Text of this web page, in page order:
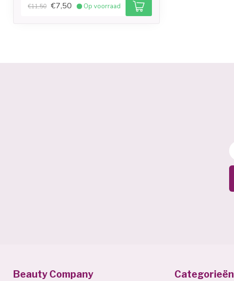
€11,50 €7,50 Op voorraad
Beauty Company Categorieën